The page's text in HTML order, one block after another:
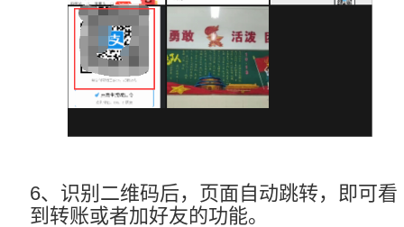
6、识别二维码后，页面自动跳转，即可看
到转账或者加好友的功能。